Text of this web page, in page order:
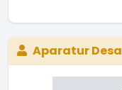
Aparatur Desa